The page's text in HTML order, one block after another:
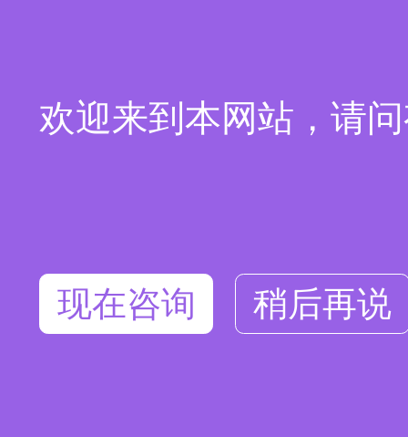
欢迎来到本网站，请
现在咨询 稍后再说